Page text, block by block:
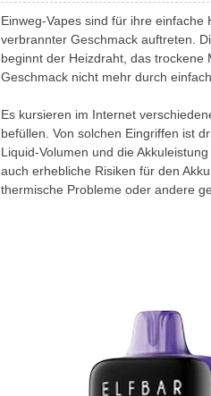
Einweg-Vapes sind für ihre
verbrannter Geschmack auftreten.
beginnt der Heizdraht, das
Geschmack nicht mehr durch
Es kursieren im Internet
befüllen. Von solchen Eingriffen ist
Liquid-Volumen und die
auch erhebliche Risiken für den
thermische Probleme oder andere